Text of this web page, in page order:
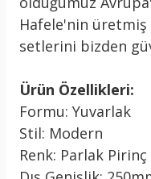
Hafele'nin
setlerini bizden
Ürün Özellikleri:
Formu: Yuvarlak
Stil: Modern
Renk: Parlak Pirinç